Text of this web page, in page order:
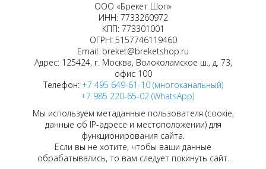
ООО «Брекет Шоп»
ИНН: 7733260972
КПП: 773301001
ОГРН: 5157746119460
Email: breket@breketshop.ru
Адрес: 125424, г. Москва, Волоколамское ш., д. 73,
офис 100
Телефон: +7 495 649-61-10 (многоканальный)
+7 985 220-65-02 (WhatsApp)
Мы используем метаданные пользователя (соокіе,
данные об IP-адресе и местоположении) для
функционирования сайта.
Если вы не хотите, чтобы ваши данные
обрабатывались, то вам следует покинуть сайт.